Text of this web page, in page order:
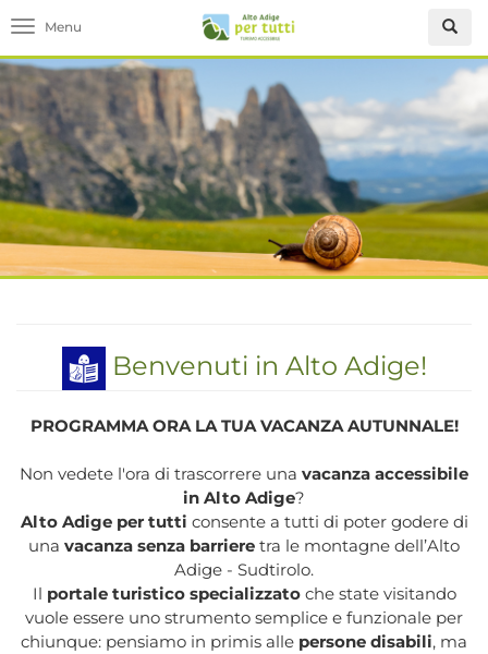
Toggle navigation
Benvenuti in Alto Adige!
PROGRAMMA ORA LA TUA VACANZA AUTUNNALE!
Non vedete l'ora di trascorrere una vacanza accessibile
in Alto Adige?
Alto Adige per tutti consente a tutti di poter godere di
una vacanza senza barriere tra le montagne dell’Alto
Adige - Sudtirolo.
Il portale turistico specializzatoche state visitando
vuole essere uno strumento semplice e funzionale per
chiunque: pensiamo in primis alle persone disabili, ma